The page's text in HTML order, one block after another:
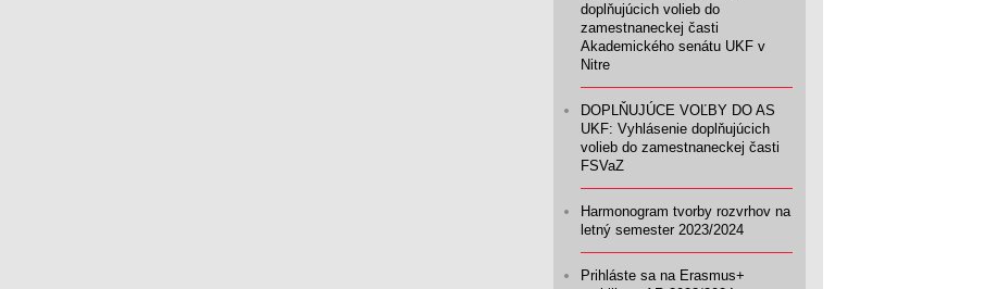
doplňujúcich volieb do
zamestnaneckej časti
Akademického senátu UKF v
Nitre
DOPLŇUJÚCE VOĽBY DO AS
UKF: Vyhlásenie doplňujúcich
volieb do zamestnaneckej časti
FSVaZ
Harmonogram tvorby rozvrhov na
letný semester 2023/2024
Prihláste sa na Erasmus+